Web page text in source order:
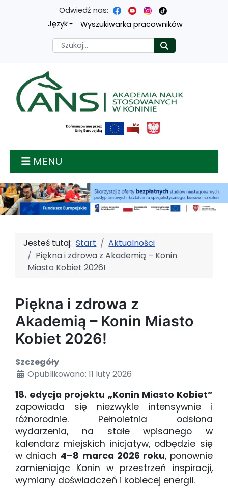
Przejdź
treści
głównej
Przejdź
menu
nawigacyjnego
Przejdź
wyszukiwarki
Przejdź
mapy
strony
Odwiedź nas:
Język
Wyszukiwarka pracowników
Szukaj
Akademia nauk
MENU
Jesteś tutaj:Start
Aktualności
Piękna i zdrowa z Akademią – Konin
Miasto Kobiet 2026!
Piękna i zdrowa z
Akademią – Konin Miasto
Kobiet 2026!
Szczegóły
Opublikowano: 11 luty 2026
18. edycja projektu „Konin Miasto Kobiet”
zapowiada się niezwykle intensywnie i
różnorodnie. Pełnoletnia odsłona
wydarzenia, na stałe wpisanego w
kalendarz miejskich inicjatyw, odbędzie się
w dniach 4–8 marca 2026 roku, ponownie
zamieniając Konin w przestrzeń inspiracji,
wymiany doświadczeń i kobiecej energii.